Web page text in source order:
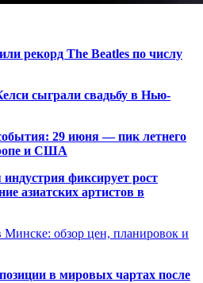
рекорд The Beatles по числу
сыграли свадьбу в Нью-
29 июня — пик летнего
и США
фиксирует рост
азиатских артистов в
Минске: обзор цен, планировок и
в мировых чартах после